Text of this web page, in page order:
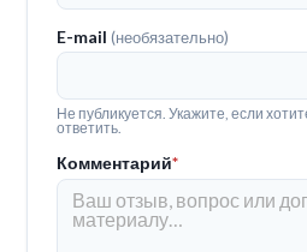
E-mail(необязательно)
Не публикуется. Укажите, если
ответить.
Комментарий*